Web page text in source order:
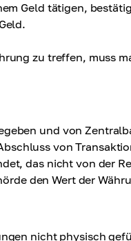
Geld tätigen,
zu treffen, muss
und von
von
das nicht von der
den Wert der
nicht physisch